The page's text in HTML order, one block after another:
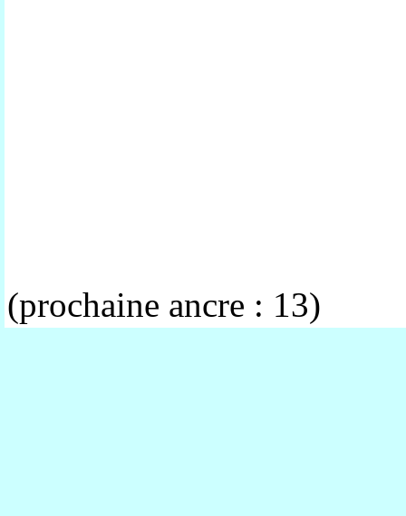
(prochaine ancre : 13)